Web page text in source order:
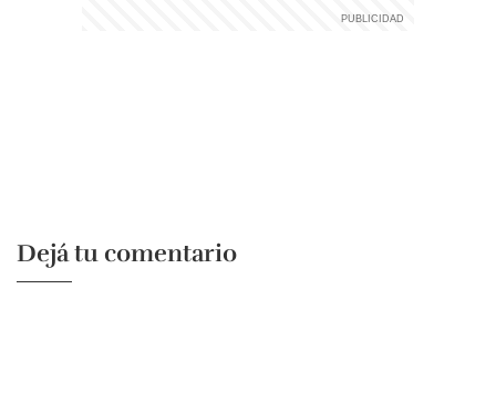
Dejá tu comentario